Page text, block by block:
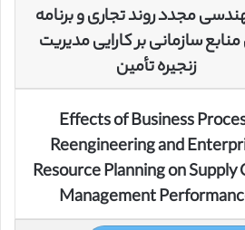
مجدد روند تجاری و برنامه
سازمانی بر کارایی مدیریت
زنجیره تأمین
Effects of Business
Reengineering and
Resource Planning on Supply
Management